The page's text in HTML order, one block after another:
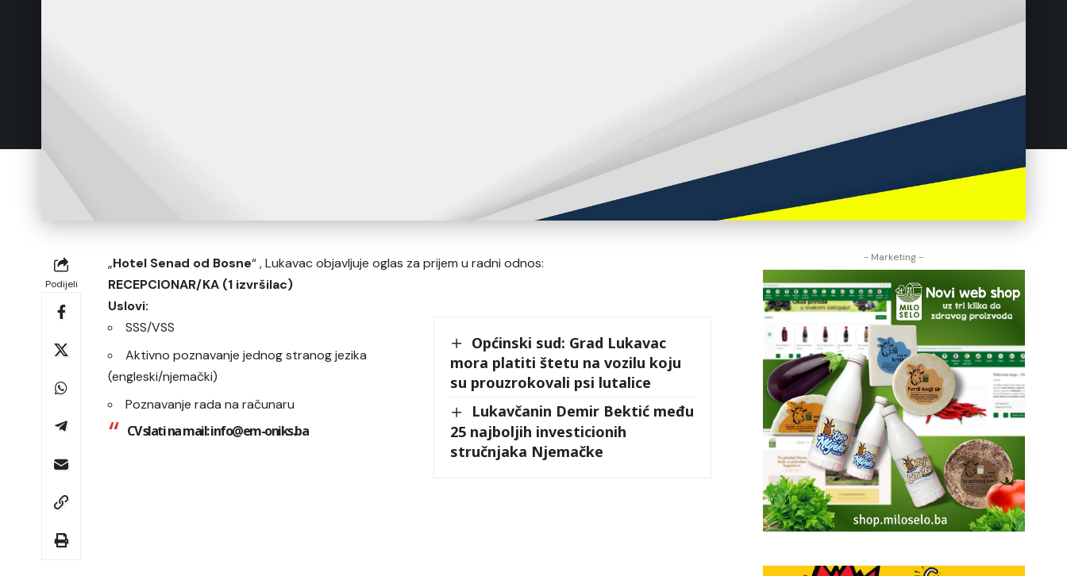
Podijeli
„Hotel Senad od Bosne“ , Lukavac objavljuje oglas za prijem u radni odnos:
RECEPCIONAR/KA (1 izvršilac)
Uslovi:
Općinski sud: Grad Lukavac
mora platiti štetu na vozilu koju
su prouzrokovali psi lutalice
Lukavčanin Demir Bektić među
25 najboljih investicionih
stručnjaka Njemačke
SSS/VSS
Aktivno poznavanje jednog stranog jezika
(engleski/njemački)
Poznavanje rada na računaru
CV slati namail:info@em-oniks.ba
- Marketing -